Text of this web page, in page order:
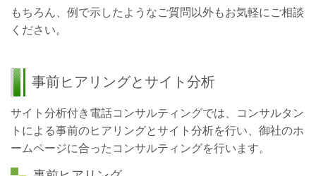
もちろん、例で示したようなご質問以外もお気軽にご相談
ください。
事前ヒアリングとサイト分析
サイト分析付き電話コンサルティングでは、コンサルタン
トによる事前のヒアリングとサイト分析を行い、御社のホ
ームページに合ったコンサルティングを行います。